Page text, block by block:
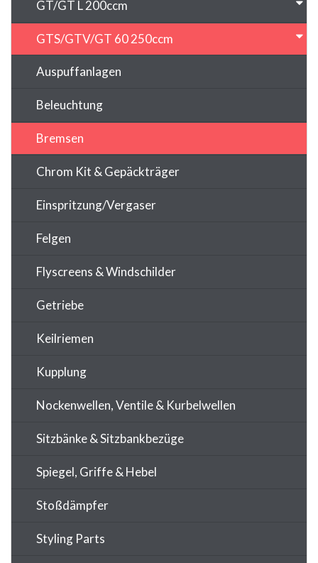
GT/GT L 200ccm
GTS/GTV/GT 60 250ccm
Auspuffanlagen
Beleuchtung
Bremsen
Chrom Kit & Gepäckträger
Einspritzung/Vergaser
Felgen
Flyscreens & Windschilder
Getriebe
Keilriemen
Kupplung
Nockenwellen, Ventile & Kurbelwellen
Sitzbänke & Sitzbankbezüge
Spiegel, Griffe & Hebel
Stoßdämpfer
Styling Parts